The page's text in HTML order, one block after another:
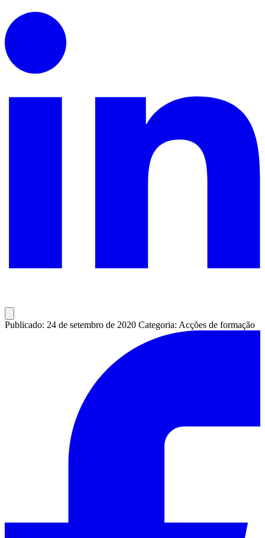
Publicado: 24 de setembro de 2020 Categoria: Acções de formação